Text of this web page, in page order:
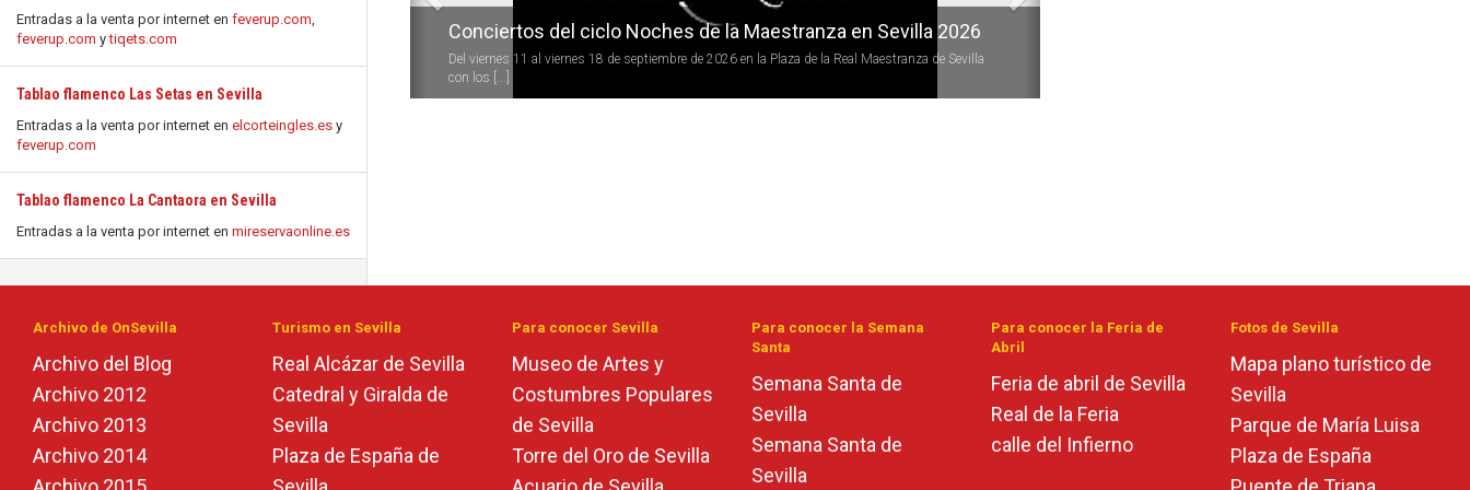
Entradas a la venta por internet en feverup.com,
feverup.com ytiqets.com
Tablao flamenco Las Setas en Sevilla
Entradas a la venta por internet en elcorteingles.es y
feverup.com
Tablao flamenco La Cantaora en Sevilla
Entradas a la venta por internet en mireservaonline.es
Conciertos del ciclo Noches de la Maestranza en Sevilla 2026
Del viernes 11 al viernes 18 de septiembre de 2026 en la Plaza de la Real Maestranza de Sevilla
con los [...]
Archivo de OnSevilla
Archivo del Blog
Archivo 2012
Archivo 2013
Archivo 2014
Turismo en Sevilla
Real Alcázar de Sevilla
Catedral y Giralda de
Sevilla
Plaza de España de
Para conocer Sevilla
Museo de Artes y
Costumbres Populares
de Sevilla
Torre del Oro de Sevilla
Para conocer la Semana
Santa
Semana Santa de
Sevilla
Semana Santa de
Sevilla
Para conocer la Feria de
Abril
Feria de abril de Sevilla
Real de la Feria
calle del Infierno
Fotos de Sevilla
Mapa plano turístico de
Sevilla
Parque de María Luisa
Plaza de España